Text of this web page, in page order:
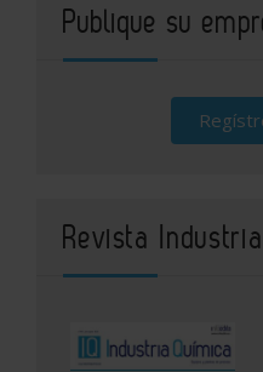
Publique su
Revista